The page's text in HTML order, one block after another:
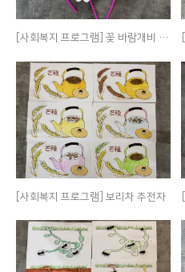
[사회복지 프로그램] 꽃 바람개비 만들기
[사회복지 프로그램] 보리차 주전자